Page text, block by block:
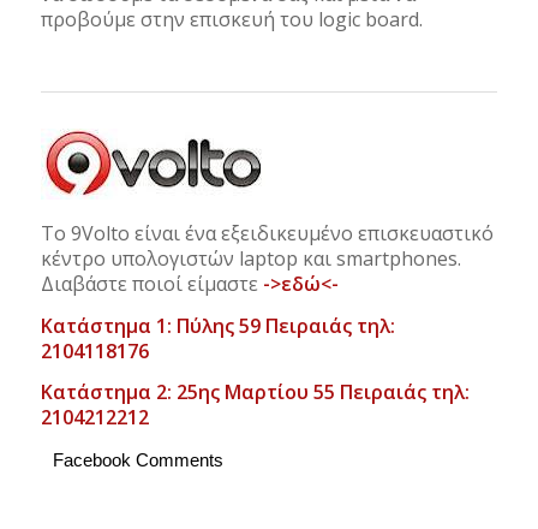
προβούμε στην επισκευή του logic board.
Το 9Volto είναι ένα εξειδικευμένο επισκευαστικό
κέντρο υπολογιστών laptop και smartphones.
Διαβάστε ποιοί είμαστε ->εδώ<-
Κατάστημα 1: Πύλης 59 Πειραιάς τηλ:
2104118176
Κατάστημα 2: 25ης Μαρτίου 55 Πειραιάς τηλ:
2104212212
Facebook Comments